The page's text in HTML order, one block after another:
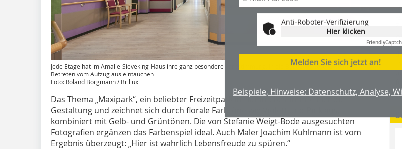
Jede Etage hat im Amalie-Sieveking-Haus ihre ganz besondere Farbstimmung, in die Besucher bereits beim
Betreten vom Aufzug aus eintauchen
Foto: Roland Borgmann / Brillux
Das Thema „Maxipark“, ein beliebter Freizeitpark in Hamm, bestimmte hier die
Gestaltung und zeichnet sich durch florale Farbtöne wie Violett und Pink aus,
kombiniert mit Gelb- und Grüntönen. Die von Stefanie Weigt-Bode ausgesuchten
Fotografien ergänzen das Farbenspiel ideal. Auch Maler Joachim Kuhlmann ist vom
Ergebnis überzeugt: „Hier ist wahrlich Lebensfreude zu spüren.“
Anti-Roboter-Verifizierung
Hier klicken
Friendly
Melden Sie sich jetzt an!
Beispiele, Hinweise: Datenschutz, Analyse,